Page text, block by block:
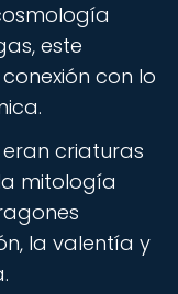
este
con lo
criaturas
mitología
la valentía y